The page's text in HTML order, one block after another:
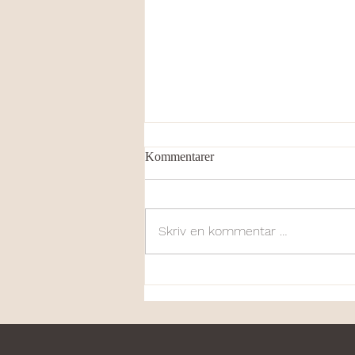
Kommentarer
Skriv en kommentar …